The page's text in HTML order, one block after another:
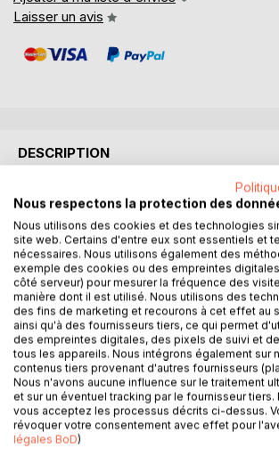
Laisser un avis
DESCRIPTION
Adieu monde…
La vie
Est vomissure
On se lève
Dans l’incertain
Des lassantes
Accoutumances
On butine
Les fleurs de l’ennui
Et le soleil dans
Nos yeux obscurcis
Des équivoques
Au son de beffroi
Nous respectons la protection des
Nous utilisons des cookies et des technologies
site web. Certains d'entre eux sont essentiels et
nécessaires. Nous utilisons également des
exemple des cookies ou des empreintes
côté serveur) pour mesurer la fréquence des
manière dont il est utilisé. Nous utilisons des
des fins de marketing et recourons à cet effet au
ainsi qu'à des fournisseurs tiers, ce qui permet
des empreintes digitales, des pixels de suivi et
tous les appareils. Nous intégrons également sur
contenus tiers provenant d'autres fournisseurs
Nous n'avons aucune influence sur le traitement
et sur un éventuel tracking par le fournisseur tiers.
vous acceptez les processus décrits ci-dessus.
révoquer votre consentement avec effet pour
légales BoD)